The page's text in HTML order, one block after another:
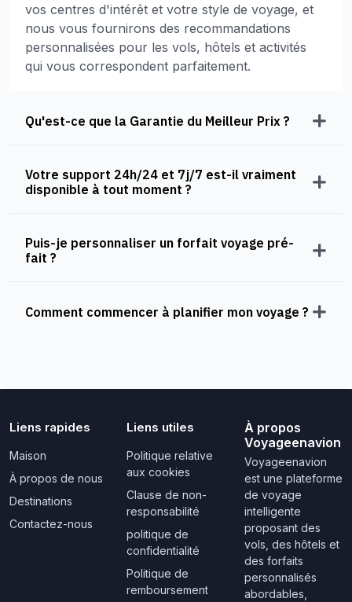
vos centres d'intérêt et votre style de voyage, et
nous vous fournirons des recommandations
personnalisées pour les vols, hôtels et activités
qui vous correspondent parfaitement.
Qu'est-ce que la Garantie du Meilleur Prix ?
Votre support 24h/24 et 7j/7 est-il vraiment
disponible à tout moment ?
Puis-je personnaliser un forfait voyage pré-
fait ?
Comment commencer à planifier mon voyage ?
Liens rapides
Maison
À propos de nous
Destinations
Contactez-nous
Liens utiles
Politique relative
aux cookies
Clause de non-
responsabilité
politique de
confidentialité
Politique de
remboursement
À propos
Voyageenavion
Voyageenavion
est une plateforme
de voyage
intelligente
proposant des
vols, des hôtels et
des forfaits
personnalisés
abordables,